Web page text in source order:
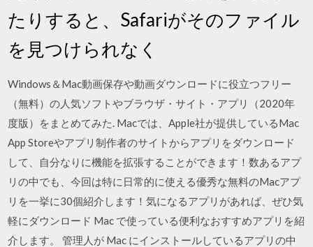
たりすると、Safariがそのファイル
を見つけられなく
Windows＆Mac動画保存や動画ダウンロードに役立つフリー
（無料）の人気ソフトやブラウザ・サイト・アプリ（2020年
度版）をまとめてみた. Macでは、Apple社が提供しているMac
App Storeやアプリ制作者のサイトからアプリをダウンロード
して、自分なりに機能を拡張することができます！数あるアプ
リの中でも、今回は特に日常的に使える優秀な無料のMacアプ
リを一挙に30個紹介します！気になるアプリがあれば、ぜひ気
軽にダウンロード Mac で使っている便利なおすすめアプリを紹
介します。 管理人が Mac にインストールしているアプリの中